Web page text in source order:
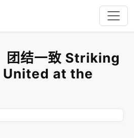
团结一致 Striking
at the